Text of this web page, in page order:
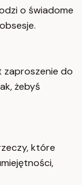
o świadome
zaproszenie do
żebyś
które